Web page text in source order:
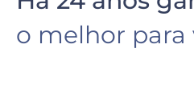
o melhor para